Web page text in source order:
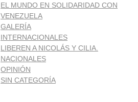
EL MUNDO EN SOLIDARIDAD CON
VENEZUELA
GALERÍA
INTERNACIONALES
LIBEREN A NICOLÁS Y CILIA.
NACIONALES
OPINIÓN
SIN CATEGORÍA